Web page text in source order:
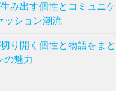
み出す個性とコミュニケ
ッション潮流
り開く個性と物語をまと
の魅力